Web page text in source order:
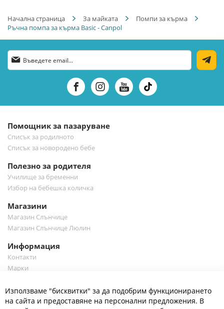
Начална страница За майката
Помпи за кърма
Ръчна помпа за кърма Basic - Canpol
Абонирай
се
бюлетин:
Помощник за пазаруване
Списък за родилното
Списък за новородено бебе
Полезно за родителя
Училище за бременни
Избор на бебешка количка
Магазини
Магазин Слънчице
Магазин Слънчице Люлин
Информация
Контакти
Марки
Полезно
Използваме "бисквитки" за да подобрим функционирането
на сайта и предоставяне на персонални предложения. В